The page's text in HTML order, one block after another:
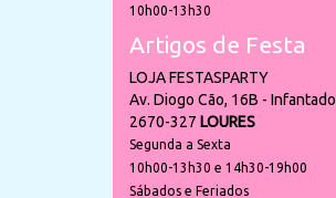
10h00-13h30
Artigos de Festa
LOJA FESTASPARTY
Av. Diogo Cão, 16B - Infantado
2670-327 LOURES
Segunda a Sexta
10h00-13h30 e 14h30-19h00
Sábados e Feriados